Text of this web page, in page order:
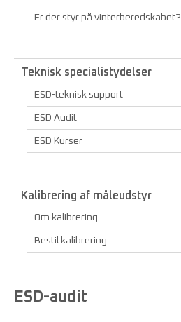
Er der styr på vinterberedskabet?
Teknisk specialistydelser
ESD-teknisk support
ESD Audit
ESD Kurser
Kalibrering af måleudstyr
Om kalibrering
Bestil kalibrering
ESD-audit